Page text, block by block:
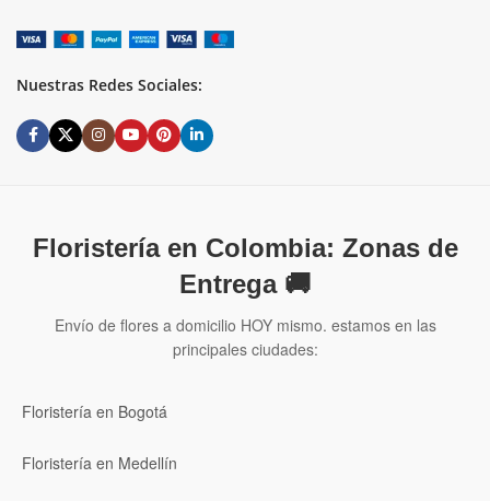
Nuestras Redes Sociales:
Floristería en Colombia: Zonas de
Entrega 🚚
Envío de flores a domicilio HOY mismo. estamos en las
principales ciudades:
Floristería en Bogotá
Floristería en Medellín